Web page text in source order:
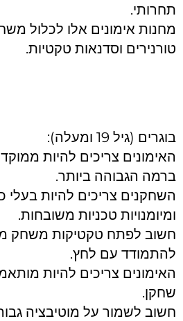
תחרותי.
מחנות אימונים אלו לכלול
טורנירים וסדנאות טקטיות.
בוגרים (גיל 19 ומעלה):
האימונים צריכים להיות
ברמה הגבוהה ביותר.
השחקנים צריכים להיות בעלי
ומיומנויות טכניות משובחות.
חשוב לפתח טקטיקות משחק
להתמודד עם לחץ.
האימונים צריכים להיות
שחקן.
חשוב לשמור על מוטיבציה